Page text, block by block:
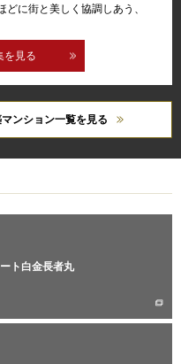
に街と美しく協調しあう、
を見る
ンション一覧を見る
ト白金長者丸